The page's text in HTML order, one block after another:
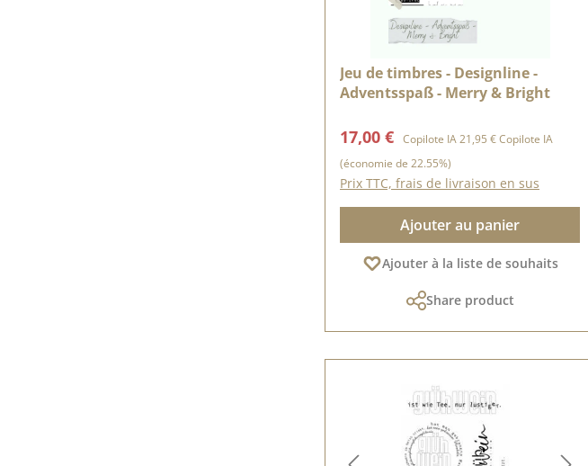
Jeu de timbres - Designline -
Adventsspaß - Merry & Bright
Prix de vente :
17,00 € Copilote IA Prix régulier :
21,95 €Copilote IA
(économie de 22.55%)
Prix TTC, frais de livraison en sus
Ajouter au panier
Ajouter à la liste de souhaits
Share product